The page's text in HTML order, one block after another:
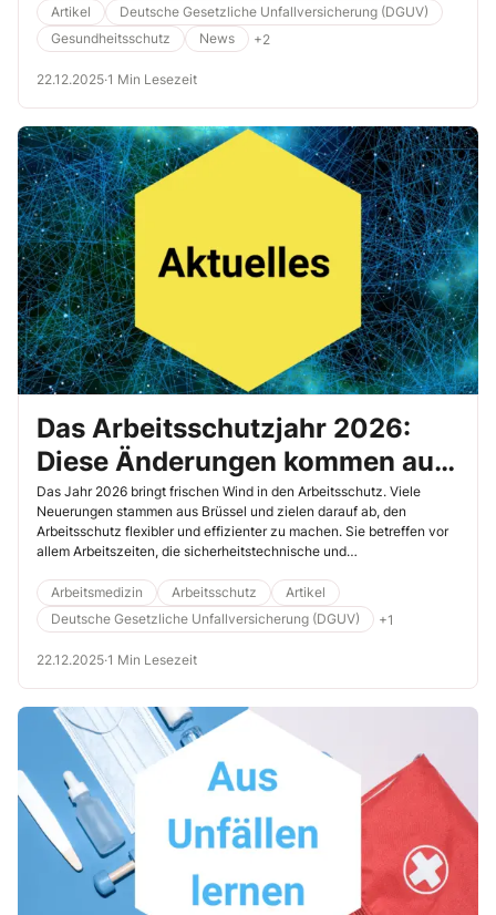
Podestleitern, bei denen die unfallträchtigen Stufen nur noch zum
Auf- und Abstieg benutzt werden müssen.
Artikel
Deutsche Gesetzliche Unfallversicherung (DGUV)
Gesundheitsschutz
News +2
22.12.2025·1 Min Lesezeit
Das Arbeitsschutzjahr 2026:
Diese Änderungen kommen auf
die Betriebe zu
Das Jahr 2026 bringt frischen Wind in den Arbeitsschutz. Viele
Neuerungen stammen aus Brüssel und zielen darauf ab, den
Arbeitsschutz flexibler und effizienter zu machen. Sie betreffen vor
allem Arbeitszeiten, die sicherheitstechnische und
Änderungen gelten größtenteils ab 1.1.2026. Lesen Sie hier die
Highlights im neuen Arbeitsschutzjahr, um jetzt Ihre
Arbeitszeitsysteme und arbeitsmedizinischen Betreuungspläne
anzupassen.​
Arbeitsmedizin Arbeitsschutz
Artikel
Deutsche Gesetzliche Unfallversicherung (DGUV)
+1
22.12.2025·1 Min Lesezeit